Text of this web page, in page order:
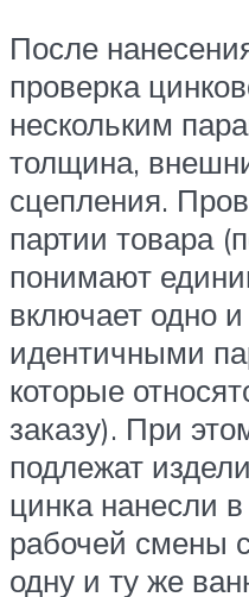
После
проверка
нескольким
толщина,
сцепления.
партии товара
понимают
включает одно
идентичными
которые
заказу). При
подлежат
цинка нанесли
рабочей смены
одну и ту же